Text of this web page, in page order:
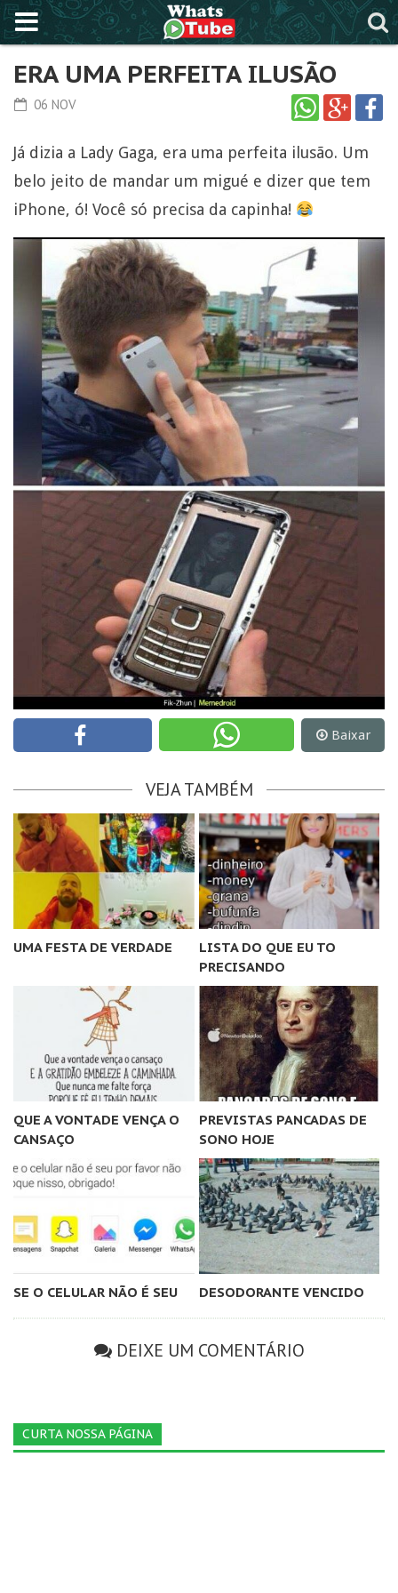
ERA UMA PERFEITA ILUSÃO
06 NOV
Já dizia a Lady Gaga, era uma perfeita ilusão. Um
belo jeito de mandar um migué e dizer que tem
iPhone, ó! Você só precisa da capinha!
Baixar
VEJA TAMBÉM
UMA FESTA DE VERDADE
LISTA DO QUE EU TO
PRECISANDO
QUE A VONTADE VENÇA O
CANSAÇO
PREVISTAS PANCADAS DE
SONO HOJE
SE O CELULAR NÃO É SEU DESODORANTE VENCIDO
DEIXE UM COMENTÁRIO
CURTA NOSSA PÁGINA